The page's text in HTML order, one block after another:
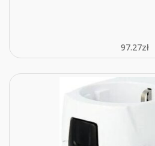
97.27zł